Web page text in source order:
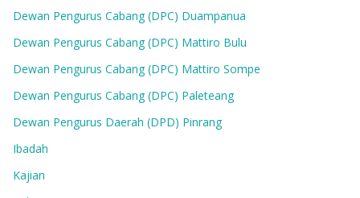
Dewan Pengurus Cabang (DPC) Duampanua
Dewan Pengurus Cabang (DPC) Mattiro Bulu
Dewan Pengurus Cabang (DPC) Mattiro Sompe
Dewan Pengurus Cabang (DPC) Paleteang
Dewan Pengurus Daerah (DPD) Pinrang
Ibadah
Kajian